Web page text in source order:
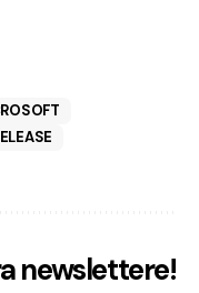
newslettere!